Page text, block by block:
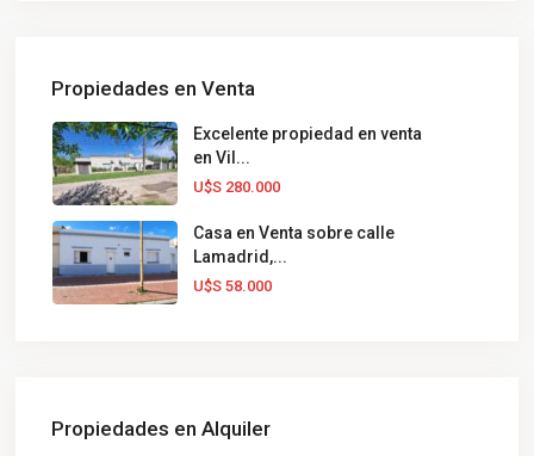
Propiedades en Venta
Excelente propiedad en venta
en Vil...
U$S 280.000
Casa en Venta sobre calle
Lamadrid,...
U$S 58.000
Propiedades en Alquiler